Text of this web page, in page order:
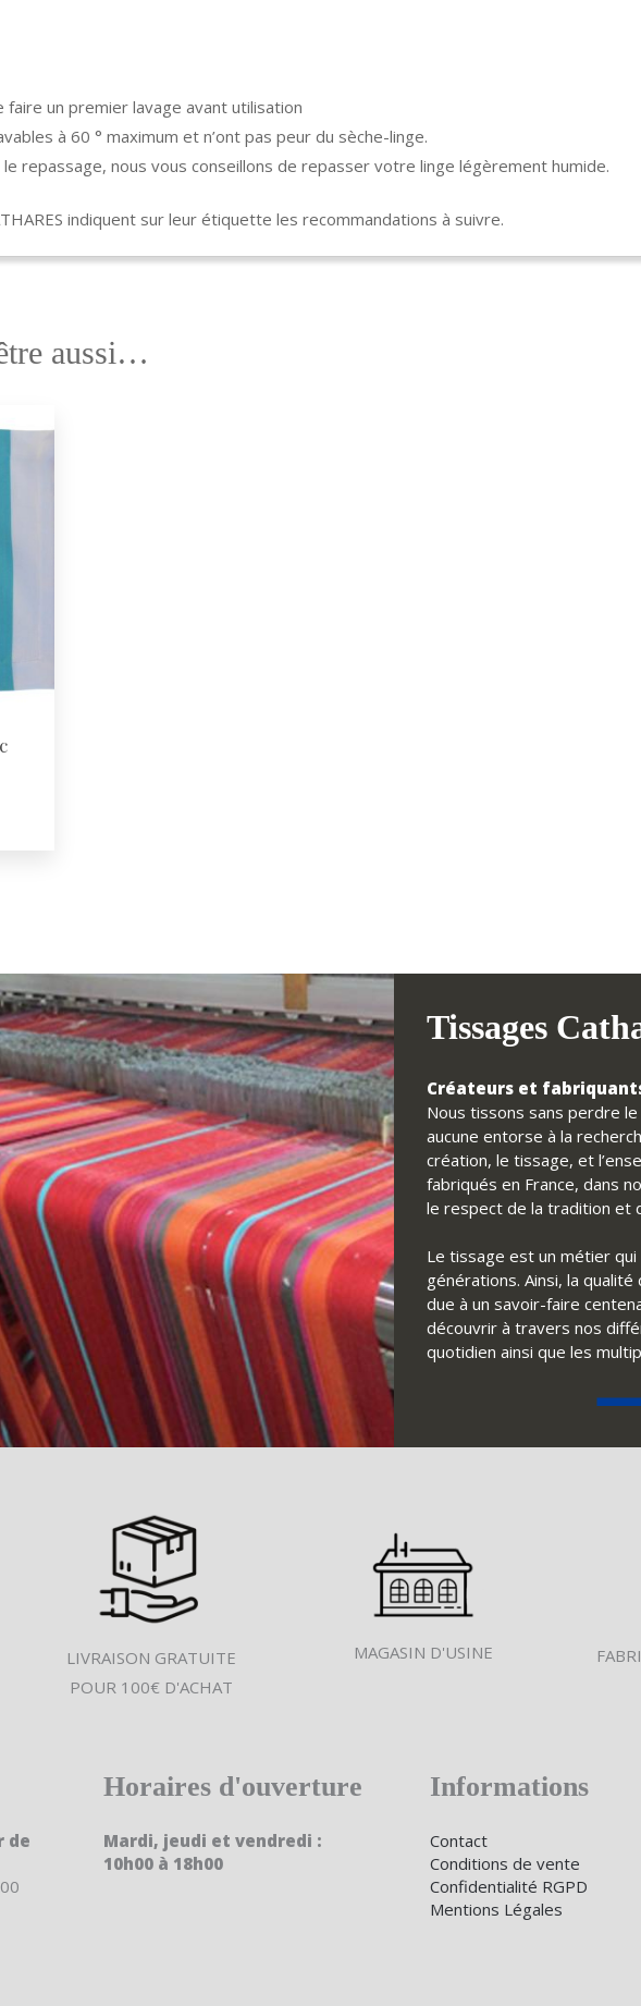
faire un premier lavage avant utilisation
à 60 ° maximum et n’ont pas peur du sèche-linge.
repassage, nous vous conseillons de repasser votre linge légèrement humide.
indiquent sur leur étiquette les recommandations à suivre.
aussi…
Tissages
Créateurs et
Nous tissons sans perdre
aucune entorse à la
création, le tissage, et
fabriqués en France, dans
le respect de la tradition et
Le tissage est un métier
générations. Ainsi, la
due à un savoir-faire
découvrir à travers nos
quotidien ainsi que les
LIVRAISON GRATUITE
POUR 100€ D'ACHAT
MAGASIN D'USINE
de
Horaires d'ouverture
Mardi, jeudi et vendredi :
10h00 à 18h00
Informations
Contact
Conditions de vente
Confidentialité RGPD
Mentions Légales